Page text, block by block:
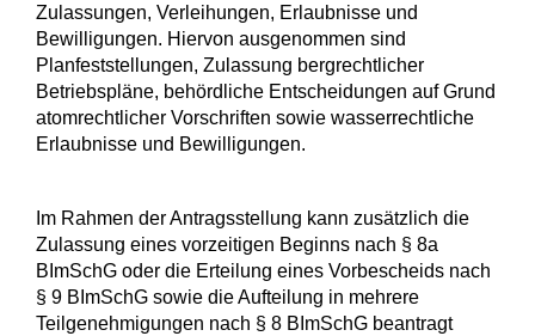
Zulassungen, Verleihungen, Erlaubnisse und
Bewilligungen. Hiervon ausgenommen sind
Planfeststellungen, Zulassung bergrechtlicher
Betriebspläne, behördliche Entscheidungen auf Grund
atomrechtlicher Vorschriften sowie wasserrechtliche
Erlaubnisse und Bewilligungen.
Im Rahmen der Antragsstellung kann zusätzlich die
Zulassung eines vorzeitigen Beginns nach § 8a
BImSchG oder die Erteilung eines Vorbescheids nach
§ 9 BImSchG sowie die Aufteilung in mehrere
Teilgenehmigungen nach § 8 BImSchG beantragt